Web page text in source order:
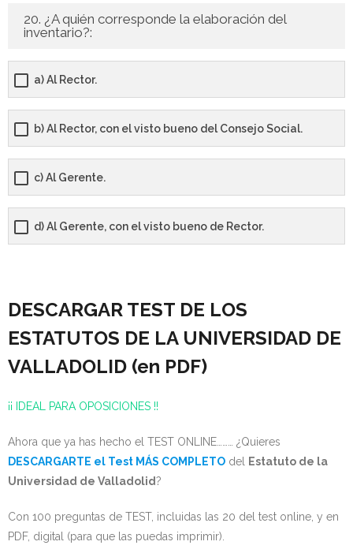
20. ¿A quién corresponde la elaboración del
inventario?:
a) Al Rector.
b) Al Rector, con el visto bueno del Consejo Social.
c) Al Gerente.
d) Al Gerente, con el visto bueno de Rector.
DESCARGAR TEST DE LOS
ESTATUTOS DE LA UNIVERSIDAD DE
VALLADOLID (en PDF)
¡¡ IDEAL PARA OPOSICIONES !!
Ahora que ya has hecho el TEST ONLINE……… ¿Quieres
DESCARGARTE el Test MÁS COMPLETO del Estatuto de la
Universidad de Valladolid?
Con 100 preguntas de TEST, incluidas las 20 del test online, y en
PDF, digital (para que las puedas imprimir).